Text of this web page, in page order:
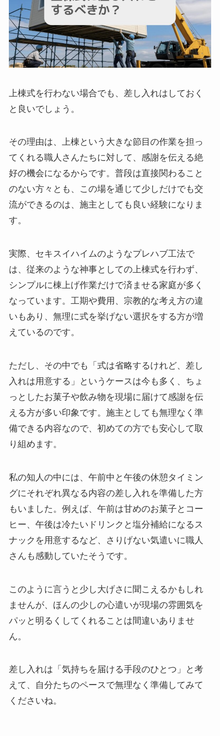
上棟式を行わない場合でも、差し入れはしておく
と良いでしょう。
その理由は、上棟という大きな節目の作業を担っ
てくれる職人さんたちに対して、感謝を伝える絶
好の機会になるからです。普段は直接関わること
のない方々とも、この場を通じて少しだけでも交
流ができるのは、施主としても良い経験になりま
す。
実際、セキスイハイムのようなプレハブ工法で
は、従来のような神事としての上棟式を行わず、
シンプルに棟上げ作業だけで済ませる家庭が多く
なっています。工期や費用、宗教的な考え方の違
いもあり、無理に式を挙げない選択をする方が増
えているのです。
ただし、その中でも「式は省略するけれど、差し
入れは用意する」というケースは今も多く、ちょ
っとしたお菓子や飲み物を現場に届けて感謝を伝
える方が多い印象です。施主としても無理なく準
備できる内容なので、初めての方でも安心して取
り組めます。
私の知人の中には、午前中と午後の休憩タイミン
グにそれぞれ異なる内容の差し入れを準備した方
もいました。例えば、午前は甘めのお菓子とコー
ヒー、午後は冷たいドリンクと塩分補給になるス
ナックを用意するなど、さりげない気遣いに職人
さんも感動していたそうです。
このように言うと少し大げさに聞こえるかもしれ
ませんが、ほんの少しの心遣いが現場の雰囲気を
パッと明るくしてくれることは間違いありませ
ん。
差し入れは「気持ちを届ける手段のひとつ」と考
えて、自分たちのペースで無理なく準備してみて
くださいね。